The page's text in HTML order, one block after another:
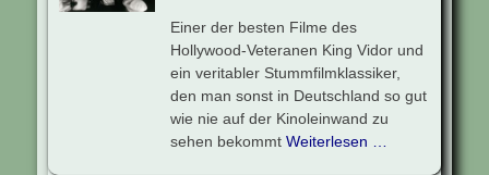
Einer der besten Filme des
Hollywood-Veteranen King Vidor und
ein veritabler Stummfilmklassiker,
den man sonst in Deutschland so gut
wie nie auf der Kinoleinwand zu
sehen bekommt Weiterlesen …